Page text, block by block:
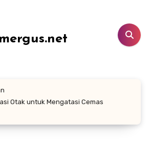
mergus.net
Otak untuk Mengatasi Cemas